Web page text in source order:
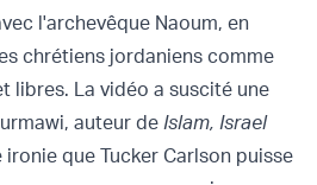
l'archevêque Naoum, en
chrétiens jordaniens comme
libres. La vidéo a suscité une
auteur de Islam, Israel
ironie que Tucker Carlson puisse